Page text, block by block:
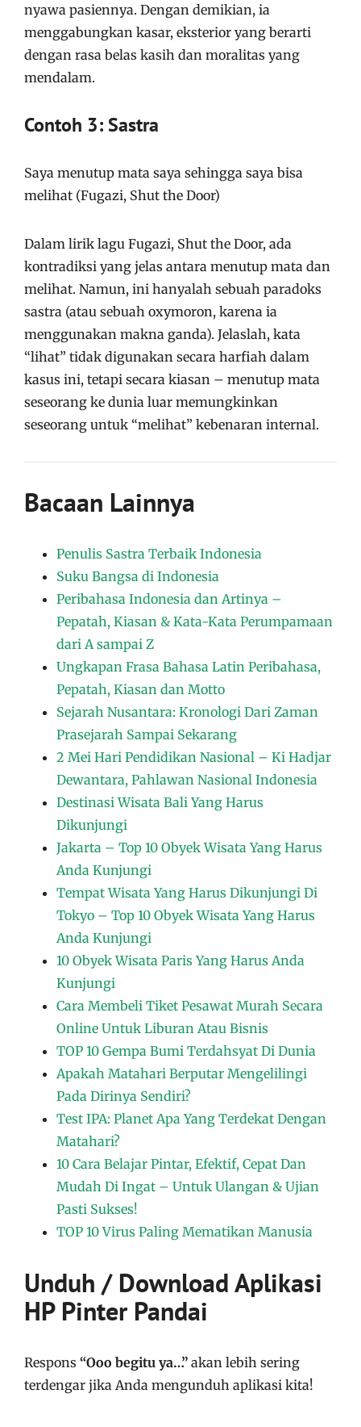
nyawa pasiennya. Dengan demikian, ia
menggabungkan kasar, eksterior yang berarti
dengan rasa belas kasih dan moralitas yang
mendalam.
Contoh 3: Sastra
Saya menutup mata saya sehingga saya bisa
melihat (Fugazi, Shut the Door)
Dalam lirik lagu Fugazi, Shut the Door, ada
kontradiksi yang jelas antara menutup mata dan
melihat. Namun, ini hanyalah sebuah paradoks
sastra (atau sebuah oxymoron, karena ia
menggunakan makna ganda). Jelaslah, kata
“lihat” tidak digunakan secara harfiah dalam
kasus ini, tetapi secara kiasan – menutup mata
seseorang ke dunia luar memungkinkan
seseorang untuk “melihat” kebenaran internal.
Bacaan Lainnya
Penulis Sastra Terbaik Indonesia
Suku Bangsa di Indonesia
Peribahasa Indonesia dan Artinya –
Pepatah, Kiasan & Kata-Kata Perumpamaan
dari A sampai Z
Ungkapan Frasa Bahasa Latin Peribahasa,
Pepatah, Kiasan dan Motto
Sejarah Nusantara: Kronologi Dari Zaman
Prasejarah Sampai Sekarang
2 Mei Hari Pendidikan Nasional – Ki Hadjar
Dewantara, Pahlawan Nasional Indonesia
Destinasi Wisata Bali Yang Harus
Dikunjungi
Jakarta – Top 10 Obyek Wisata Yang Harus
Anda Kunjungi
Tempat Wisata Yang Harus Dikunjungi Di
Tokyo – Top 10 Obyek Wisata Yang Harus
Anda Kunjungi
10 Obyek Wisata Paris Yang Harus Anda
Kunjungi
Cara Membeli Tiket Pesawat Murah Secara
Online Untuk Liburan Atau Bisnis
TOP 10 Gempa Bumi Terdahsyat Di Dunia
Apakah Matahari Berputar Mengelilingi
Pada Dirinya Sendiri?
Test IPA: Planet Apa Yang Terdekat Dengan
Matahari?
10 Cara Belajar Pintar, Efektif, Cepat Dan
Mudah Di Ingat – Untuk Ulangan & Ujian
Pasti Sukses!
TOP 10 Virus Paling Mematikan Manusia
Unduh / Download Aplikasi
HP Pinter Pandai
Respons “Ooo begitu ya…” akan lebih sering
terdengar jika Anda mengunduh aplikasi kita!